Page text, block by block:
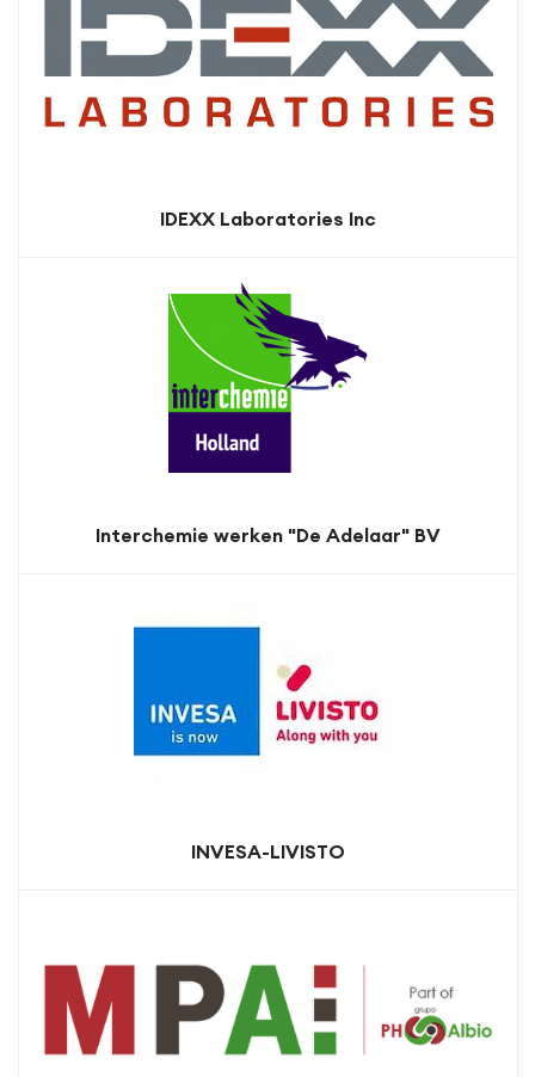
IDEXX Laboratories Inc
Interchemie werken "De Adelaar" BV
INVESA-LIVISTO